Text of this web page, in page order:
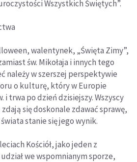
Wszystkich Świętych”.
walentynek, „Święta Zimy”,
św. Mikołaja i innych tego
należy w szerszej perspektywie
o kulturę, który w Europie
i trwa po dzień dzisiejszy. Wszyscy
się doskonale zdawać sprawę,
stanie się jego wynik.
Kościół, jako jeden z
we wspomnianym sporze,